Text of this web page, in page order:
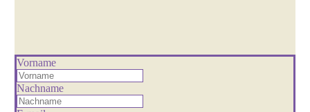
Vorname
Nachname